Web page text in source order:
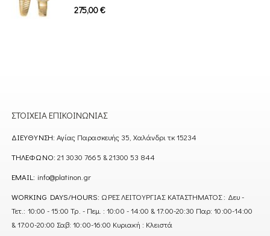
0out of 5
275,00€
ΣΤΟΙΧΕΊΑ ΕΠΙΚΟΙΝΩΝΊΑΣ
ΔΙΕΎΘΥΝΣΗ: Αγίας Παρασκευής 35, Χαλάνδρι τκ 15234
ΤΗΛΈΦΩΝΟ: 21 3030 7665 & 21300 53 844
EMAIL: info@platinon.gr
WORKING DAYS/HOURS: ΩΡΕΣ ΛΕΙΤΟΥΡΓΙΑΣ ΚΑΤΑΣΤΗΜΑΤΟΣ : Δευ -
Τετ.: 10:00 - 15:00 Τρ. - Πεμ. : 10:00 - 14:00 & 17:00-20:30 Παρ: 10:00-14:00
& 17:00-20:00 Σαβ: 10:00-16:00 Κυριακή : Κλειστά